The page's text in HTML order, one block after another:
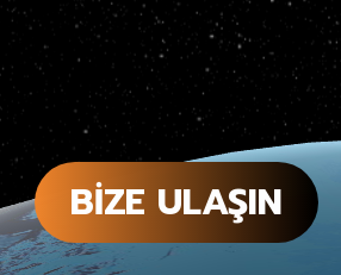
BIZE ULAŞIN